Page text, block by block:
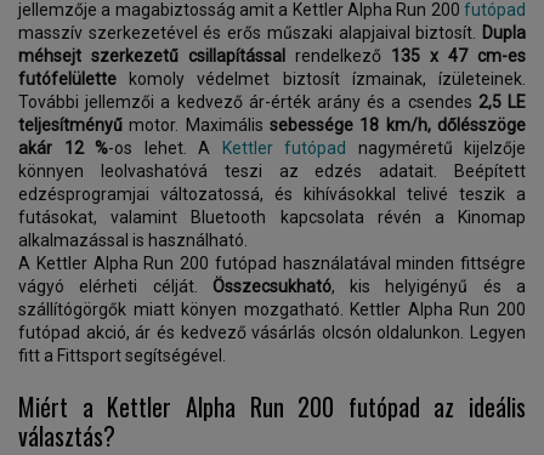
jellemzője a magabiztosság amit a Kettler Alpha Run 200 futópad
masszív szerkezetével és erős műszaki alapjaival biztosít.
Dupla
méhsejt szerkezetű csillapítással
rendelkező 135 x 47 cm-es
futófelülette komoly védelmet biztosít ízmainak, ízületeinek.
További jellemzői a kedvező ár-érték arány és a csendes 2,5 LE
teljesítményűmotor. Maximálissebessége 18 km/h, dőlésszöge
akár 12 %-os lehet. A Kettler futópad
nagyméretű kijelzője
könnyen leolvashatóvá teszi az edzés adatait. Beépített
edzésprogramjai változatossá, és kihívásokkal telivé teszik a
futásokat, valamint Bluetooth kapcsolata révén a Kinomap
alkalmazással is használható.
A Kettler Alpha Run 200 futópad használatával minden fittségre
vágyó elérheti célját. Összecsukható, kis helyigényű és a
szállítógörgők miatt könyen mozgatható. Kettler Alpha Run 200
futópad akció, ár és kedvező vásárlás olcsón oldalunkon. Legyen
fitt a Fittsport segítségével.
Miért a Kettler Alpha Run 200 futópad az ideális
választás?